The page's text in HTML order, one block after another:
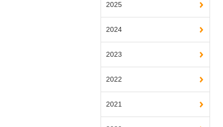
2025
2024
2023
2022
2021